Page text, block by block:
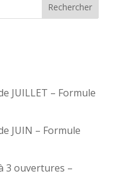
JUILLET – Formule
JUIN – Formule
3 ouvertures –